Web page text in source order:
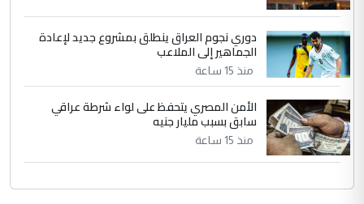
دوري نجوم العراق ينطلق بمشروع جديد لإعادة
الجماهير إلى الملاعب
منذ 15 ساعة
الأمن المصري يتحفظ على لواء شرطة عراقي
سابق بسبب مليار جنيه
منذ 15 ساعة